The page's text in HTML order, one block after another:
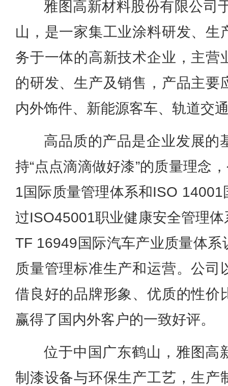
雅图高新材料股份有限公司
山，是一家集工业涂料研发、生
务于一体的高新技术企业，主营
的研发、生产及销售，产品主要
内外饰件、新能源客车、轨道交
高品质的产品是企业发展的
持“点点滴滴做好漆”的质量理念
1国际质量管理体系和ISO
过ISO45001职业健康安全管理
TF 16949国际汽车产业质量体
质量管理标准生产和运营。公司
借良好的品牌形象、优质的性价
赢得了国内外客户的一致好评。
位于中国广东鹤山，雅图高
制漆设备与环保生产工艺，生产